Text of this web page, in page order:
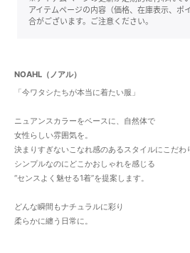
アイテムページの内容（価格、在庫表示、ポ
合がございます。ご注意ください。
NOAHL（ノアル）
「今ワタシたちが本当に着たい服」
ニュアンスカラーをベースに、自然体で
女性らしい雰囲気を。
決まりすぎないこなれ感のあるスタイルにこだわ
シンプルなのにどこかおしゃれを感じる
“センスよく魅せる1着”を提案します。
どんな瞬間もナチュラルに彩り
柔らかに纏う日常に。